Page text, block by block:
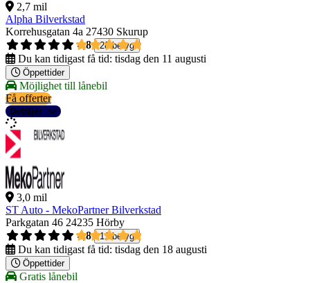
2,7 mil
Alpha Bilverkstad
Korrehusgatan 4a 27430 Skurup
4,8
28 betyg
Du kan tidigast få tid: tisdag den 11 augusti
Öppettider
Möjlighet till lånebil
Få offerter
Detaljer
3,0 mil
ST Auto - MekoPartner Bilverkstad
Parkgatan 46 24235 Hörby
4,8
11 betyg
Du kan tidigast få tid: tisdag den 18 augusti
Öppettider
Gratis lånebil